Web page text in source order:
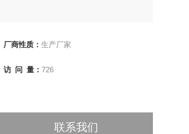
厂商性质： 生产厂家
访 问 量： 726
联系我们